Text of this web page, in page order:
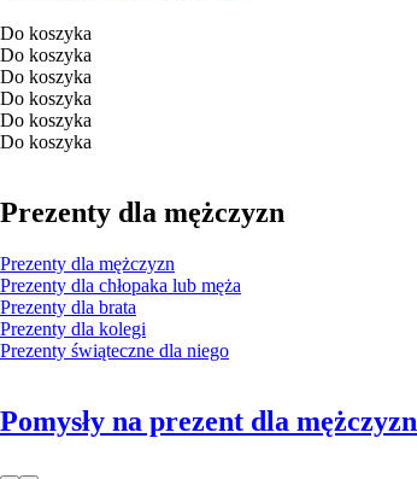
Do koszyka
Do koszyka
Do koszyka
Do koszyka
Do koszyka
Do koszyka
Prezenty dla mężczyzn
Prezenty dla mężczyzn
Prezenty dla chłopaka lub męża
Prezenty dla brata
Prezenty dla kolegi
Prezenty świąteczne dla niego
Pomysły na prezent dla mężczyzn